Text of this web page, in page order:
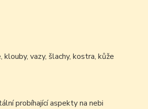
vazy, šlachy, kostra, kůže
probíhající aspekty na nebi